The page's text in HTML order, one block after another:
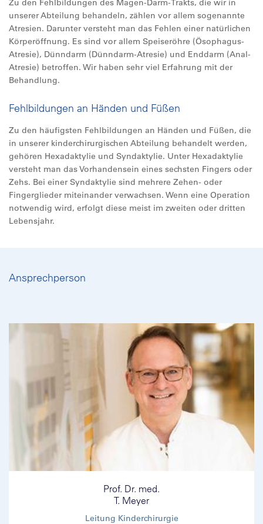
Zu den Fehlbildungen des Magen-Darm-Trakts, die wir in
unserer Abteilung behandeln, zählen vor allem sogenannte
Atresien. Darunter versteht man das Fehlen einer natürlichen
Körperöffnung. Es sind vor allem Speiseröhre (Ösophagus-
Atresie), Dünndarm (Dünndarm-Atresie) und Enddarm (Anal-
Atresie) betroffen. Wir haben sehr viel Erfahrung mit der
Behandlung.
Fehlbildungen an Händen und Füßen
Zu den häufigsten Fehlbildungen an Händen und Füßen, die
in unserer kinderchirurgischen Abteilung behandelt werden,
gehören Hexadaktylie und Syndaktylie. Unter Hexadaktylie
versteht man das Vorhandensein eines sechsten Fingers oder
Zehs. Bei einer Syndaktylie sind mehrere Zehen- oder
Fingerglieder miteinander verwachsen. Wenn eine Operation
notwendig wird, erfolgt diese meist im zweiten oder dritten
Lebensjahr.
Ansprechperson
Prof. Dr. med.
T. Meyer
Leitung Kinderchirurgie